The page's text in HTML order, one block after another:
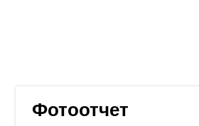
Фотоотчет